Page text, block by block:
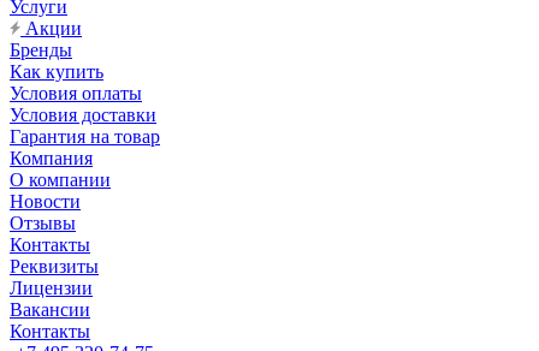
Услуги
Акции
Бренды
Как купить
Условия оплаты
Условия доставки
Гарантия на товар
Компания
О компании
Новости
Отзывы
Контакты
Реквизиты
Лицензии
Вакансии
Контакты